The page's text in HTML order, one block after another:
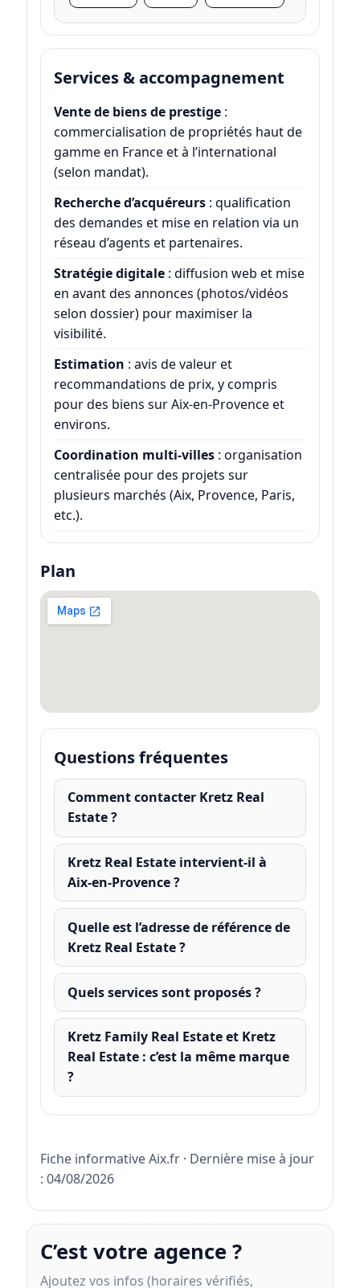
Services & accompagnement
Vente de biens de prestige:
commercialisation de propriétés haut de
gamme en France et à l’international
(selon mandat).
Recherche d’acquéreurs: qualification
des demandes et mise en relation via un
réseau d’agents et partenaires.
Stratégie digitale: diffusion web et mise
en avant des annonces (photos/vidéos
selon dossier) pour maximiser la
visibilité.
Estimation : avis de valeur et
recommandations de prix, y compris
pour des biens sur Aix-en-Provence et
environs.
Coordination multi-villes: organisation
centralisée pour des projets sur
plusieurs marchés (Aix, Provence, Paris,
etc.).
Plan
Questions fréquentes
Comment contacter Kretz Real
Estate ?
Kretz Real Estate intervient-il à
Aix-en-Provence ?
Quelle est l’adresse de référence de
Kretz Real Estate ?
Quels services sont proposés ?
Kretz Family Real Estate et Kretz
Real Estate : c’est la même marque
?
Fiche informative Aix.fr · Dernière mise à jour
: 04/08/2026
C’est votre agence ?
Ajoutez vos infos (horaires vérifiés,